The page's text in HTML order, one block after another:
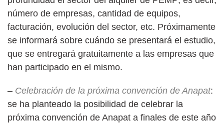
número de empresas, cantidad de equipos,
facturación, evolución del sector, etc. Próximamente
se informará sobre cuándo se presentará el estudio,
que se entregará gratuitamente a las empresas que
han participado en el mismo.
– Celebración de la próxima convención de Anapat:
se ha planteado la posibilidad de celebrar la
próxima convención de Anapat a finales de este año